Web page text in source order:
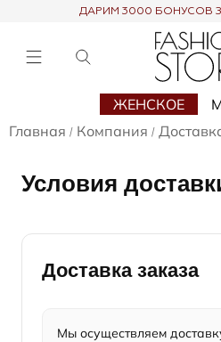
ДАРИМ 3000 БОНУСОВ
ЖЕНСКОЕ
Главная / Компания /
Условия
Доставка заказа
Мы осуществляем